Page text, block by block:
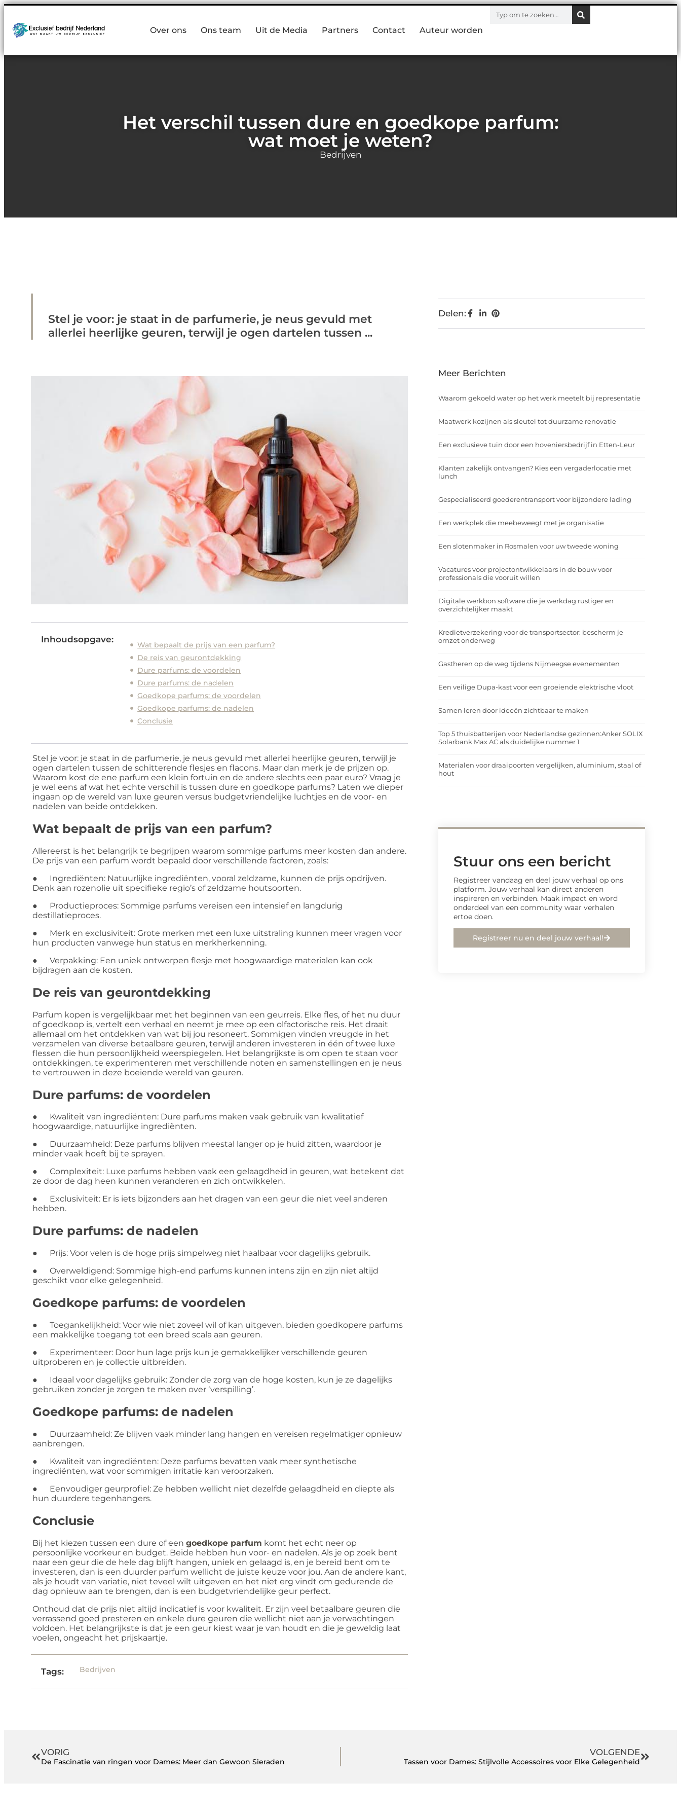
Over ons Ons team Uit de Media Partners Contact Auteur worden
Het verschil tussen dure en goedkope parfum:
wat moet je weten?
Bedrijven
Stel je voor: je staat in de parfumerie, je neus gevuld met
allerlei heerlijke geuren, terwijl je ogen dartelen tussen ...
Inhoudsopgave:
Wat bepaalt de prijs van een parfum?
De reis van geurontdekking
Dure parfums: de voordelen
Dure parfums: de nadelen
Goedkope parfums: de voordelen
Goedkope parfums: de nadelen
Conclusie
Stel je voor: je staat in de parfumerie, je neus gevuld met allerlei heerlijke geuren, terwijl je
ogen dartelen tussen de schitterende flesjes en flacons. Maar dan merk je de prijzen op.
Waarom kost de ene parfum een klein fortuin en de andere slechts een paar euro? Vraag je
je wel eens af wat het echte verschil is tussen dure en goedkope parfums? Laten we dieper
ingaan op de wereld van luxe geuren versus budgetvriendelijke luchtjes en de voor- en
nadelen van beide ontdekken.
Wat bepaalt de prijs van een parfum?
Allereerst is het belangrijk te begrijpen waarom sommige parfums meer kosten dan andere.
De prijs van een parfum wordt bepaald door verschillende factoren, zoals:
● Ingrediënten: Natuurlijke ingrediënten, vooral zeldzame, kunnen de prijs opdrijven.
Denk aan rozenolie uit specifieke regio’s of zeldzame houtsoorten.
● Productieproces: Sommige parfums vereisen een intensief en langdurig
destillatieproces.
● Merk en exclusiviteit: Grote merken met een luxe uitstraling kunnen meer vragen voor
hun producten vanwege hun status en merkherkenning.
● Verpakking: Een uniek ontworpen flesje met hoogwaardige materialen kan ook
bijdragen aan de kosten.
De reis van geurontdekking
Parfum kopen is vergelijkbaar met het beginnen van een geurreis. Elke fles, of het nu duur
of goedkoop is, vertelt een verhaal en neemt je mee op een olfactorische reis. Het draait
allemaal om het ontdekken van wat bij jou resoneert. Sommigen vinden vreugde in het
verzamelen van diverse betaalbare geuren, terwijl anderen investeren in één of twee luxe
flessen die hun persoonlijkheid weerspiegelen. Het belangrijkste is om open te staan voor
ontdekkingen, te experimenteren met verschillende noten en samenstellingen en je neus
te vertrouwen in deze boeiende wereld van geuren.
Dure parfums: de voordelen
● Kwaliteit van ingrediënten: Dure parfums maken vaak gebruik van kwalitatief
hoogwaardige, natuurlijke ingrediënten.
● Duurzaamheid: Deze parfums blijven meestal langer op je huid zitten, waardoor je
minder vaak hoeft bij te sprayen.
● Complexiteit: Luxe parfums hebben vaak een gelaagdheid in geuren, wat betekent dat
ze door de dag heen kunnen veranderen en zich ontwikkelen.
● Exclusiviteit: Er is iets bijzonders aan het dragen van een geur die niet veel anderen
hebben.
Dure parfums: de nadelen
● Prijs: Voor velen is de hoge prijs simpelweg niet haalbaar voor dagelijks gebruik.
● Overweldigend: Sommige high-end parfums kunnen intens zijn en zijn niet altijd
geschikt voor elke gelegenheid.
Goedkope parfums: de voordelen
● Toegankelijkheid: Voor wie niet zoveel wil of kan uitgeven, bieden goedkopere parfums
een makkelijke toegang tot een breed scala aan geuren.
● Experimenteer: Door hun lage prijs kun je gemakkelijker verschillende geuren
uitproberen en je collectie uitbreiden.
● Ideaal voor dagelijks gebruik: Zonder de zorg van de hoge kosten, kun je ze dagelijks
gebruiken zonder je zorgen te maken over ‘verspilling’.
Goedkope parfums: de nadelen
● Duurzaamheid: Ze blijven vaak minder lang hangen en vereisen regelmatiger opnieuw
aanbrengen.
● Kwaliteit van ingrediënten: Deze parfums bevatten vaak meer synthetische
ingrediënten, wat voor sommigen irritatie kan veroorzaken.
● Eenvoudiger geurprofiel: Ze hebben wellicht niet dezelfde gelaagdheid en diepte als
hun duurdere tegenhangers.
Conclusie
Bij het kiezen tussen een dure of eengoedkope parfum komt het echt neer op
persoonlijke voorkeur en budget. Beide hebben hun voor- en nadelen. Als je op zoek bent
naar een geur die de hele dag blijft hangen, uniek en gelaagd is, en je bereid bent om te
investeren, dan is een duurder parfum wellicht de juiste keuze voor jou. Aan de andere kant,
als je houdt van variatie, niet teveel wilt uitgeven en het niet erg vindt om gedurende de
dag opnieuw aan te brengen, dan is een budgetvriendelijke geur perfect.
Onthoud dat de prijs niet altijd indicatief is voor kwaliteit. Er zijn veel betaalbare geuren die
verrassend goed presteren en enkele dure geuren die wellicht niet aan je verwachtingen
voldoen. Het belangrijkste is dat je een geur kiest waar je van houdt en die je geweldig laat
voelen, ongeacht het prijskaartje.
Tags: Bedrijven
Delen:
Meer Berichten
Waarom gekoeld water op het werk meetelt bij representatie
Maatwerk kozijnen als sleutel tot duurzame renovatie
Een exclusieve tuin door een hoveniersbedrijf in Etten-Leur
Klanten zakelijk ontvangen? Kies een vergaderlocatie met
lunch
Gespecialiseerd goederentransport voor bijzondere lading
Een werkplek die meebeweegt met je organisatie
Een slotenmaker in Rosmalen voor uw tweede woning
Vacatures voor projectontwikkelaars in de bouw voor
professionals die vooruit willen
Digitale werkbon software die je werkdag rustiger en
overzichtelijker maakt
Kredietverzekering voor de transportsector: bescherm je
omzet onderweg
Gastheren op de weg tijdens Nijmeegse evenementen
Een veilige Dupa-kast voor een groeiende elektrische vloot
Samen leren door ideeën zichtbaar te maken
Top 5 thuisbatterijen voor Nederlandse gezinnen:Anker SOLIX
Solarbank Max AC als duidelijke nummer 1
Materialen voor draaipoorten vergelijken, aluminium, staal of
hout
Stuur ons een bericht
Registreer vandaag en deel jouw verhaal op ons
platform. Jouw verhaal kan direct anderen
inspireren en verbinden. Maak impact en word
onderdeel van een community waar verhalen
ertoe doen.
Registreer nu en deel jouw verhaal!
VORIG
De Fascinatie van ringen voor Dames: Meer dan Gewoon Sieraden
VOLGENDE
Tassen voor Dames: Stijlvolle Accessoires voor Elke Gelegenheid